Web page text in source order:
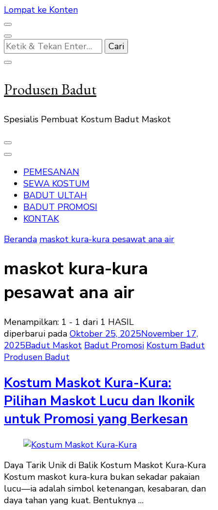
Lompat ke Konten
Mencari
Sesuatu?
Produsen Badut
Spesialis Pembuat Kostum Badut Maskot
PEMESANAN
SEWA KOSTUM
BADUT ULTAH
BADUT PROMOSI
KONTAK
Beranda maskot kura-kura pesawat ana air
maskot kura-kura
pesawat ana air
Menampilkan: 1 - 1 dari 1 HASIL
diperbarui pada Oktober 25, 2025November 17,
2025Badut Maskot Badut Promosi Kostum Badut
Produsen Badut
Kostum Maskot Kura-Kura:
Pilihan Maskot Lucu dan Ikonik
untuk Promosi yang Berkesan
Daya Tarik Unik di Balik Kostum Maskot Kura-Kura
Kostum maskot kura-kura bukan sekadar pakaian
lucu—ia adalah simbol ketenangan, kesabaran, dan
daya tahan yang kuat. Bentuknya …